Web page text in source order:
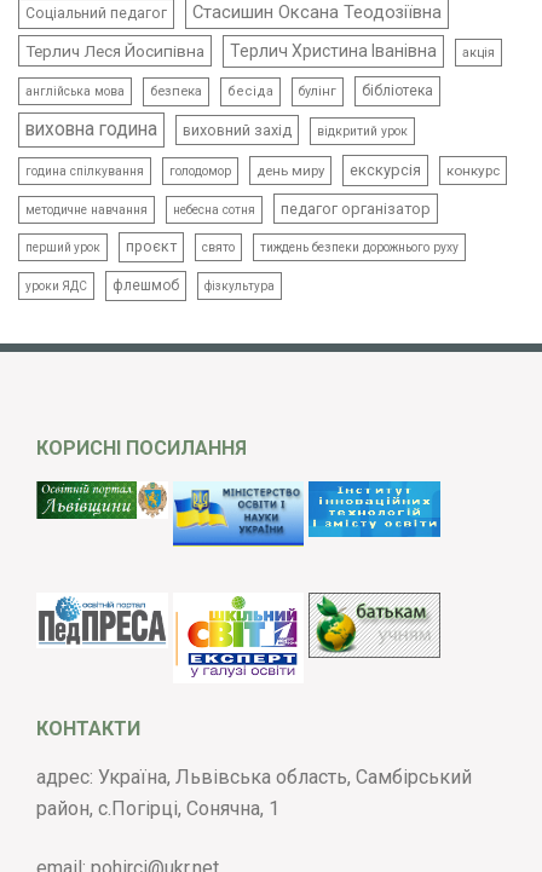
Соціальний педагог Стасишин Оксана Теодозіївна
Терлич Леся Йосипівна Терлич Христина Іванівна акція
англійська мова безпека бесіда булінг бібліотека
виховна година виховний захід відкритий урок
година спілкування голодомор день миру екскурсія конкурс
методичне навчання небесна сотня педагог організатор
перший урок проєкт свято тиждень безпеки дорожнього руху
уроки ЯДС флешмоб фізкультура
КОРИСНІ ПОСИЛАННЯ
КОНТАКТИ
адрес: Україна, Львівська область, Самбірський
район, с.Погірці, Сонячна, 1